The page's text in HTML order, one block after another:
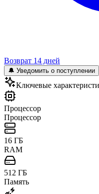
Возврат 14 дней
🔔 Уведомить о поступлении
Ключевые
Процессор
Процессор
16 ГБ
RAM
512 ГБ
Память